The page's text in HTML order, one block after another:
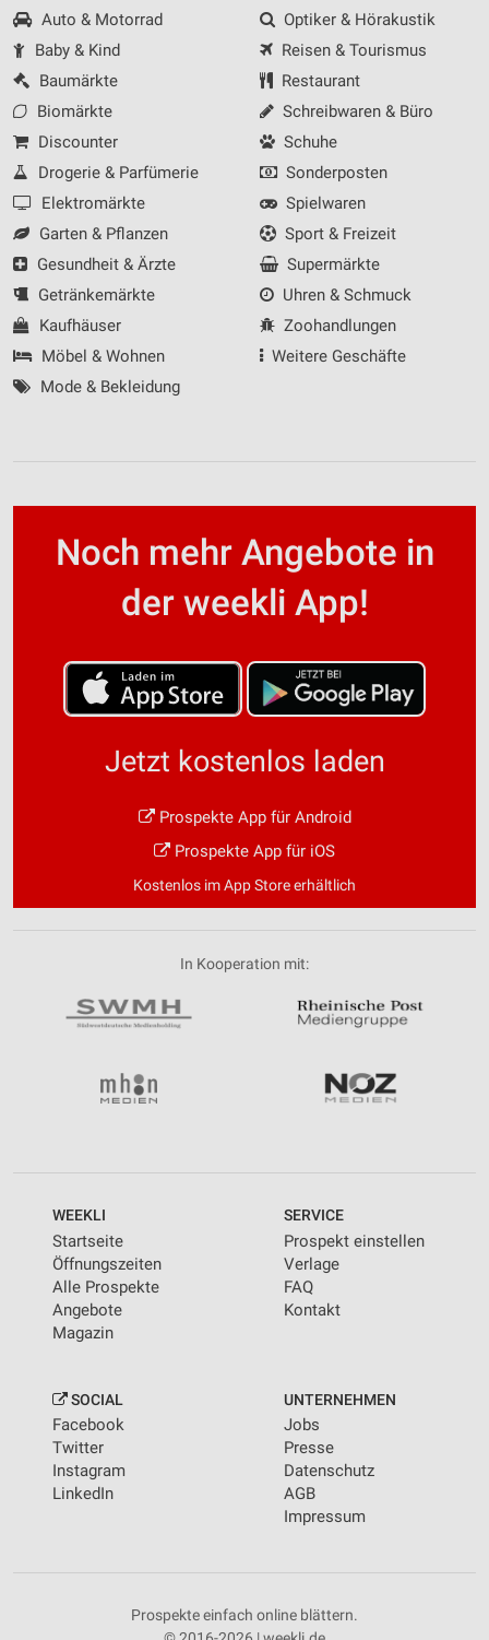
Auto & Motorrad
Baby & Kind
Baumärkte
Biomärkte
Discounter
Drogerie & Parfümerie
Elektromärkte
Garten & Pflanzen
Gesundheit & Ärzte
Getränkemärkte
Kaufhäuser
Möbel & Wohnen
Mode & Bekleidung
Optiker & Hörakustik
Reisen & Tourismus
Restaurant
Schreibwaren & Büro
Schuhe
Sonderposten
Spielwaren
Sport & Freizeit
Supermärkte
Uhren & Schmuck
Zoohandlungen
Weitere Geschäfte
Noch mehr Angebote in
der weekli App!
Jetzt kostenlos laden
Prospekte App für Android
Prospekte App für iOS
Kostenlos im App Store erhältlich
In Kooperation mit:
WEEKLI
Startseite
Öffnungszeiten
Alle Prospekte
Angebote
Magazin
SERVICE
Prospekt einstellen
Verlage
FAQ
Kontakt
SOCIAL
Facebook
Twitter
Instagram
LinkedIn
UNTERNEHMEN
Jobs
Presse
Datenschutz
AGB
Impressum
Prospekte einfach online blättern.